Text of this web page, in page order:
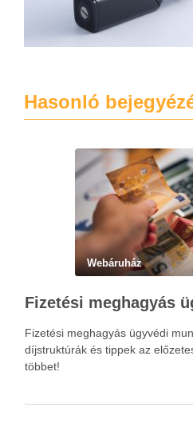
Hasonló
Webáruház
Fizetési meghagyás ügyvédi
díjstruktúrák és tippek az
többet!